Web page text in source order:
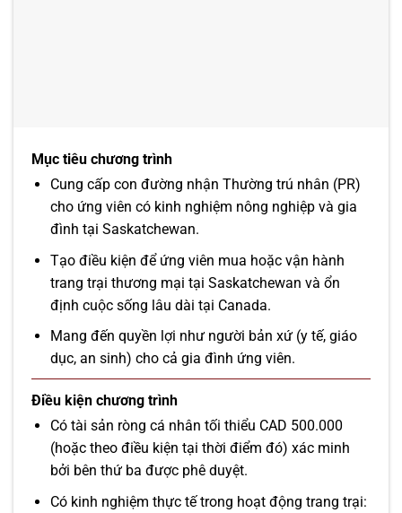
Mục tiêu chương trình
Cung cấp con đường nhận Thường trú nhân (PR)
cho ứng viên có kinh nghiệm nông nghiệp và gia
đình tại Saskatchewan.
Tạo điều kiện để ứng viên mua hoặc vận hành
trang trại thương mại tại Saskatchewan và ổn
định cuộc sống lâu dài tại Canada.
Mang đến quyền lợi như người bản xứ (y tế, giáo
dục, an sinh) cho cả gia đình ứng viên.
Điều kiện chương trình
Có tài sản ròng cá nhân tối thiểu CAD 500.000
(hoặc theo điều kiện tại thời điểm đó) xác minh
bởi bên thứ ba được phê duyệt.
Có kinh nghiệm thực tế trong hoạt động trang trại: